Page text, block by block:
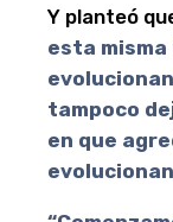
Y planteó
esta
tampoco
en que